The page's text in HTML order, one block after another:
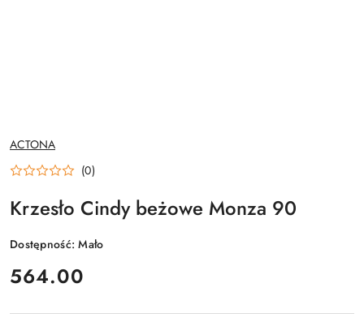
NAZWA
PRODUCENTA:
ACTONA
(0)
Krzesło Cindy beżowe Monza 90
Dostępność:Mało
cena:
564.00